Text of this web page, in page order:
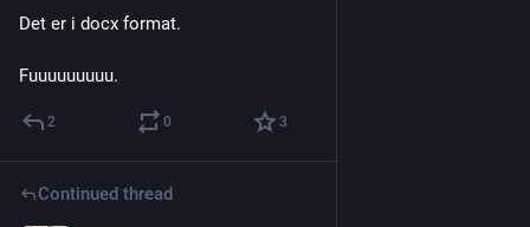
Det er i docx format.
Fuuuuuuuuu.
2 0 3
Continued thread